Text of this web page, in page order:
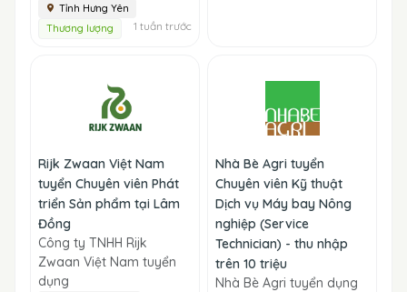
Tỉnh Hưng Yên
Thương lượng
1 tuần trước
Rijk Zwaan Việt Nam
tuyển Chuyên viên Phát
triển Sản phẩm tại Lâm
Đồng
Công ty TNHH Rijk
Zwaan Việt Nam tuyển
dụng
Nhà Bè Agri tuyển
Chuyên viên Kỹ thuật
Dịch vụ Máy bay Nông
nghiệp (Service
Technician) - thu nhập
trên 10 triệu
Nhà Bè Agri tuyển dụng